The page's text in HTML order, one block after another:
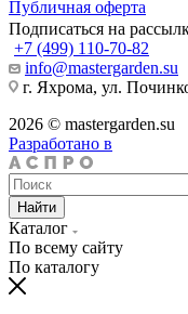
Публичная оферта
Подписаться на
+7 (499) 110-70-82
info@mastergarden.su
г. Яхрома, ул.
2026 © mastergarden.su
Разработано в
Найти
Каталог
По всему сайту
По каталогу